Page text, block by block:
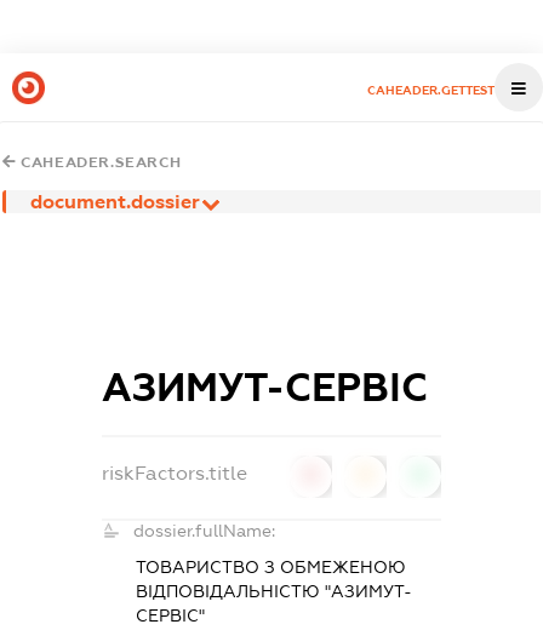
CAHEADER.GETTEST
CAHEADER.SEARCH
document.dossier
АЗИМУТ-СЕРВІС
riskFactors.title
dossier.fullName:
ТОВАРИСТВО З ОБМЕЖЕНОЮ
ВІДПОВІДАЛЬНІСТЮ "АЗИМУТ-
СЕРВІС"